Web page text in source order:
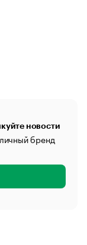
новости
бренд